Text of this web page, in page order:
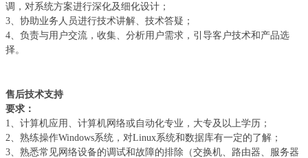
调，对系统方案进行深化及细化设计；
3、协助业务人员进行技术讲解、技术答疑；
4、负责与用户交流，收集、分析用户需求，引导客户技术和产品选
择。
售后技术支持
要求：
1、计算机应用、计算机网络或自动化专业，大专及以上学历；
2、熟练操作Windows系统，对Linux系统和数据库有一定的了解；
3、熟悉常见网络设备的调试和故障的排除（交换机、路由器、服务器